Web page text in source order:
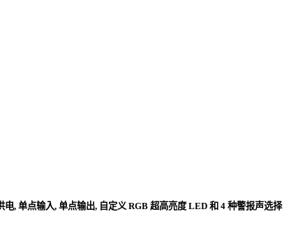
, 单点输入, 单点输出, 自定义 RGB 超高亮度 LED 和 4 种警报声选择